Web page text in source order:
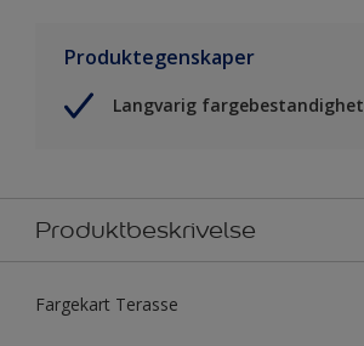
Produktegenskaper
Langvarig fargebestandighet
Produktbeskrivelse
Fargekart Terasse